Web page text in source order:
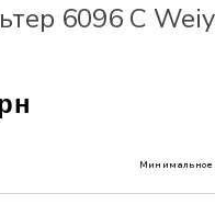
6096 С
Минимальное